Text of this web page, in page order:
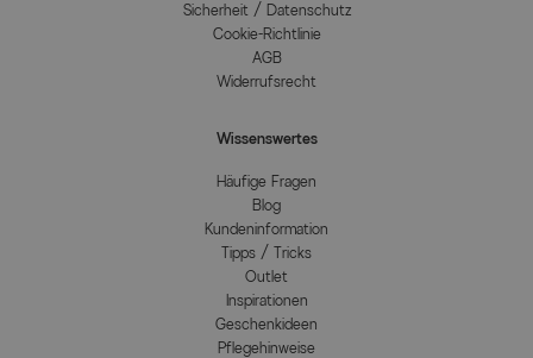
Sicherheit / Datenschutz
Cookie-Richtlinie
AGB
Widerrufsrecht
Wissenswertes
Häufige Fragen
Blog
Kundeninformation
Tipps / Tricks
Outlet
Inspirationen
Geschenkideen
Pflegehinweise